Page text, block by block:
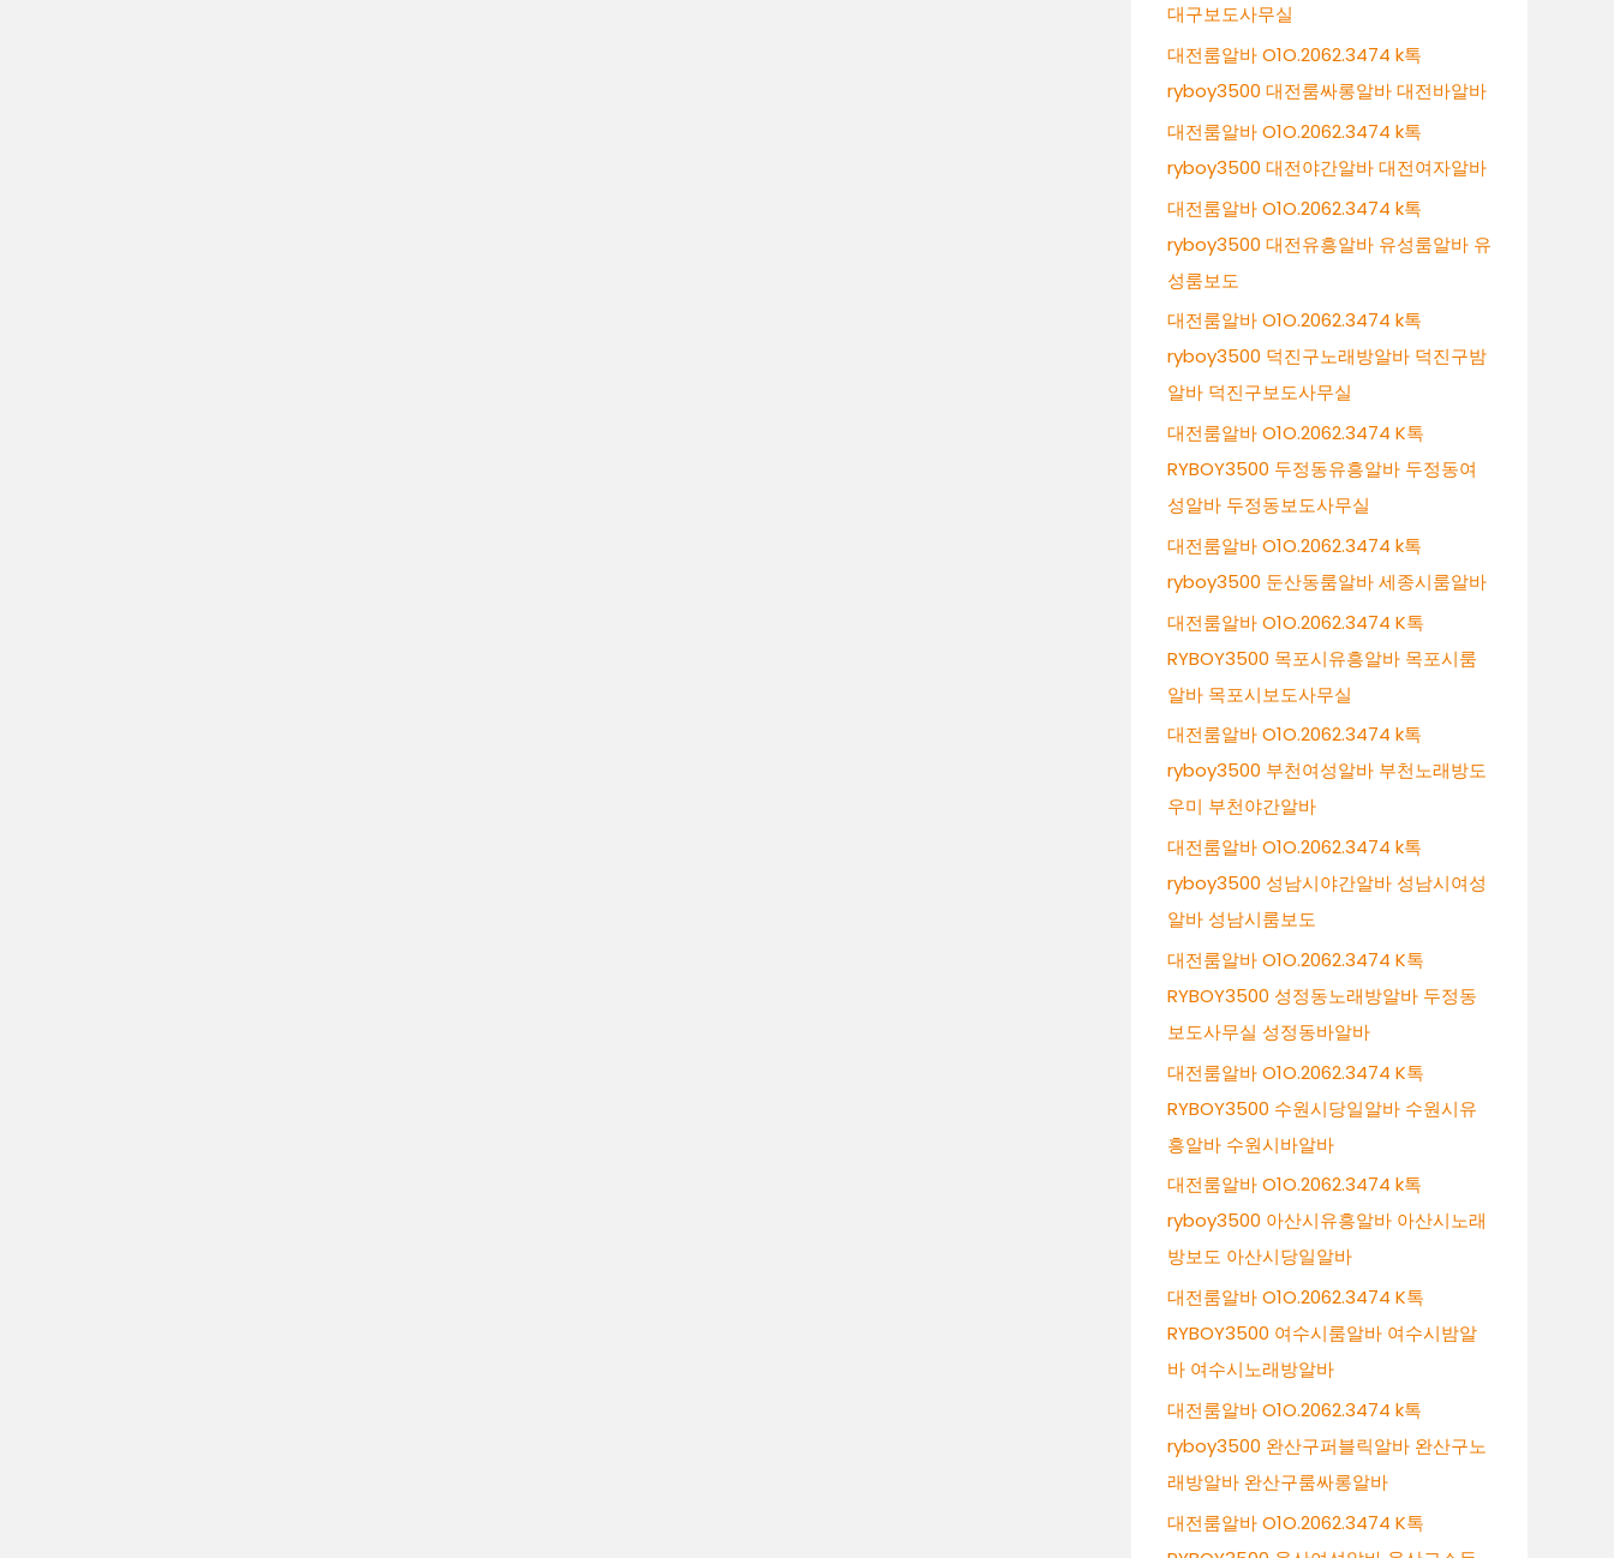
대구보도사무실
대전룸알바 O1O.2062.3474 k톡
ryboy3500 대전룸싸롱알바 대전바알바
대전룸알바 O1O.2062.3474 k톡
ryboy3500 대전야간알바 대전여자알바
대전룸알바 O1O.2062.3474 k톡
ryboy3500 대전유흥알바 유성룸알바 유
성룸보도
대전룸알바 O1O.2062.3474 k톡
ryboy3500 덕진구노래방알바 덕진구밤
알바 덕진구보도사무실
대전룸알바 O1O.2062.3474 K톡
RYBOY3500 두정동유흥알바 두정동여
성알바 두정동보도사무실
대전룸알바 O1O.2062.3474 k톡
ryboy3500 둔산동룸알바 세종시룸알바
대전룸알바 O1O.2062.3474 K톡
RYBOY3500 목포시유흥알바 목포시룸
알바 목포시보도사무실
대전룸알바 O1O.2062.3474 k톡
ryboy3500 부천여성알바 부천노래방도
우미 부천야간알바
대전룸알바 O1O.2062.3474 k톡
ryboy3500 성남시야간알바 성남시여성
알바 성남시룸보도
대전룸알바 O1O.2062.3474 K톡
RYBOY3500 성정동노래방알바 두정동
보도사무실 성정동바알바
대전룸알바 O1O.2062.3474 K톡
RYBOY3500 수원시당일알바 수원시유
흥알바 수원시바알바
대전룸알바 O1O.2062.3474 k톡
ryboy3500 아산시유흥알바 아산시노래
방보도 아산시당일알바
대전룸알바 O1O.2062.3474 K톡
RYBOY3500 여수시룸알바 여수시밤알
바 여수시노래방알바
대전룸알바 O1O.2062.3474 k톡
ryboy3500 완산구퍼블릭알바 완산구노
래방알바 완산구룸싸롱알바
대전룸알바 O1O.2062.3474 K톡